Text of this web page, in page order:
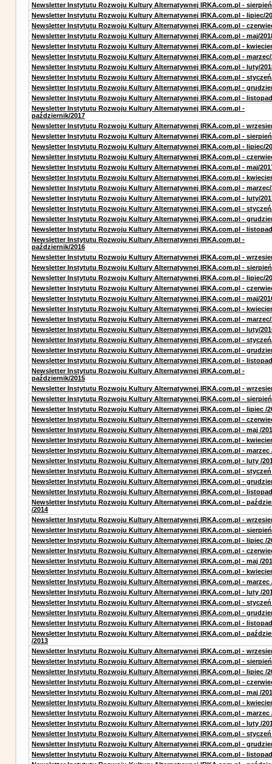
Newsletter Instytutu Rozwoju Kultury Alternatywnej IRKA.com.pl -
Newsletter Instytutu Rozwoju Kultury Alternatywnej IRKA.com.pl - lipiec/
Newsletter Instytutu Rozwoju Kultury Alternatywnej IRKA.com.pl -
Newsletter Instytutu Rozwoju Kultury Alternatywnej IRKA.com.pl - maj/
Newsletter Instytutu Rozwoju Kultury Alternatywnej IRKA.com.pl -
Newsletter Instytutu Rozwoju Kultury Alternatywnej IRKA.com.pl - marzec/
Newsletter Instytutu Rozwoju Kultury Alternatywnej IRKA.com.pl - luty/
Newsletter Instytutu Rozwoju Kultury Alternatywnej IRKA.com.pl -
Newsletter Instytutu Rozwoju Kultury Alternatywnej IRKA.com.pl -
Newsletter Instytutu Rozwoju Kultury Alternatywnej IRKA.com.pl -
Newsletter Instytutu Rozwoju Kultury Alternatywnej IRKA.com.pl -
październik/2017
Newsletter Instytutu Rozwoju Kultury Alternatywnej IRKA.com.pl -
Newsletter Instytutu Rozwoju Kultury Alternatywnej IRKA.com.pl -
Newsletter Instytutu Rozwoju Kultury Alternatywnej IRKA.com.pl - lipiec/
Newsletter Instytutu Rozwoju Kultury Alternatywnej IRKA.com.pl -
Newsletter Instytutu Rozwoju Kultury Alternatywnej IRKA.com.pl - maj/
Newsletter Instytutu Rozwoju Kultury Alternatywnej IRKA.com.pl -
Newsletter Instytutu Rozwoju Kultury Alternatywnej IRKA.com.pl - marzec/
Newsletter Instytutu Rozwoju Kultury Alternatywnej IRKA.com.pl - luty/
Newsletter Instytutu Rozwoju Kultury Alternatywnej IRKA.com.pl -
Newsletter Instytutu Rozwoju Kultury Alternatywnej IRKA.com.pl -
Newsletter Instytutu Rozwoju Kultury Alternatywnej IRKA.com.pl -
Newsletter Instytutu Rozwoju Kultury Alternatywnej IRKA.com.pl -
październik/2016
Newsletter Instytutu Rozwoju Kultury Alternatywnej IRKA.com.pl -
Newsletter Instytutu Rozwoju Kultury Alternatywnej IRKA.com.pl -
Newsletter Instytutu Rozwoju Kultury Alternatywnej IRKA.com.pl - lipiec/
Newsletter Instytutu Rozwoju Kultury Alternatywnej IRKA.com.pl -
Newsletter Instytutu Rozwoju Kultury Alternatywnej IRKA.com.pl - maj/
Newsletter Instytutu Rozwoju Kultury Alternatywnej IRKA.com.pl -
Newsletter Instytutu Rozwoju Kultury Alternatywnej IRKA.com.pl - marzec/
Newsletter Instytutu Rozwoju Kultury Alternatywnej IRKA.com.pl - luty/
Newsletter Instytutu Rozwoju Kultury Alternatywnej IRKA.com.pl -
Newsletter Instytutu Rozwoju Kultury Alternatywnej IRKA.com.pl -
Newsletter Instytutu Rozwoju Kultury Alternatywnej IRKA.com.pl -
Newsletter Instytutu Rozwoju Kultury Alternatywnej IRKA.com.pl -
październik/2015
Newsletter Instytutu Rozwoju Kultury Alternatywnej IRKA.com.pl -
Newsletter Instytutu Rozwoju Kultury Alternatywnej IRKA.com.pl -
Newsletter Instytutu Rozwoju Kultury Alternatywnej IRKA.com.pl - lipiec /
Newsletter Instytutu Rozwoju Kultury Alternatywnej IRKA.com.pl -
Newsletter Instytutu Rozwoju Kultury Alternatywnej IRKA.com.pl - maj /
Newsletter Instytutu Rozwoju Kultury Alternatywnej IRKA.com.pl -
Newsletter Instytutu Rozwoju Kultury Alternatywnej IRKA.com.pl - marzec
Newsletter Instytutu Rozwoju Kultury Alternatywnej IRKA.com.pl - luty /
Newsletter Instytutu Rozwoju Kultury Alternatywnej IRKA.com.pl - styczeń
Newsletter Instytutu Rozwoju Kultury Alternatywnej IRKA.com.pl -
Newsletter Instytutu Rozwoju Kultury Alternatywnej IRKA.com.pl - listopad
Newsletter Instytutu Rozwoju Kultury Alternatywnej IRKA.com.pl -
/2014
Newsletter Instytutu Rozwoju Kultury Alternatywnej IRKA.com.pl -
Newsletter Instytutu Rozwoju Kultury Alternatywnej IRKA.com.pl - sierpień
Newsletter Instytutu Rozwoju Kultury Alternatywnej IRKA.com.pl - lipiec /
Newsletter Instytutu Rozwoju Kultury Alternatywnej IRKA.com.pl -
Newsletter Instytutu Rozwoju Kultury Alternatywnej IRKA.com.pl - maj /
Newsletter Instytutu Rozwoju Kultury Alternatywnej IRKA.com.pl -
Newsletter Instytutu Rozwoju Kultury Alternatywnej IRKA.com.pl - marzec
Newsletter Instytutu Rozwoju Kultury Alternatywnej IRKA.com.pl - luty /
Newsletter Instytutu Rozwoju Kultury Alternatywnej IRKA.com.pl - styczeń
Newsletter Instytutu Rozwoju Kultury Alternatywnej IRKA.com.pl -
Newsletter Instytutu Rozwoju Kultury Alternatywnej IRKA.com.pl - listopad
Newsletter Instytutu Rozwoju Kultury Alternatywnej IRKA.com.pl -
/2013
Newsletter Instytutu Rozwoju Kultury Alternatywnej IRKA.com.pl -
Newsletter Instytutu Rozwoju Kultury Alternatywnej IRKA.com.pl - sierpień
Newsletter Instytutu Rozwoju Kultury Alternatywnej IRKA.com.pl - lipiec /
Newsletter Instytutu Rozwoju Kultury Alternatywnej IRKA.com.pl -
Newsletter Instytutu Rozwoju Kultury Alternatywnej IRKA.com.pl - maj /
Newsletter Instytutu Rozwoju Kultury Alternatywnej IRKA.com.pl -
Newsletter Instytutu Rozwoju Kultury Alternatywnej IRKA.com.pl - marzec
Newsletter Instytutu Rozwoju Kultury Alternatywnej IRKA.com.pl - luty /
Newsletter Instytutu Rozwoju Kultury Alternatywnej IRKA.com.pl - styczeń
Newsletter Instytutu Rozwoju Kultury Alternatywnej IRKA.com.pl -
Newsletter Instytutu Rozwoju Kultury Alternatywnej IRKA.com.pl - listopad